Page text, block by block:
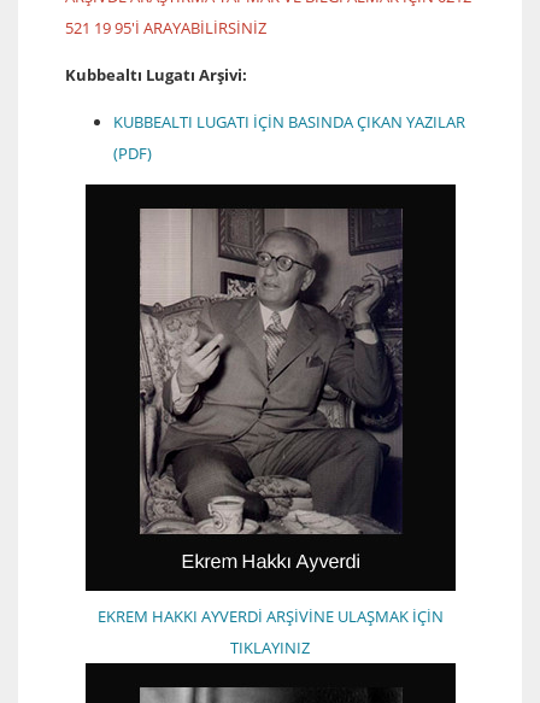
521 19 95'İ ARAYABİLİRSİNİZ
Kubbealtı Lugatı Arşivi:
KUBBEALTI LUGATI İÇİN BASINDA ÇIKAN YAZILAR
(PDF)
EKREM HAKKI AYVERDİ ARŞİVİNE ULAŞMAK İÇİN
TIKLAYINIZ